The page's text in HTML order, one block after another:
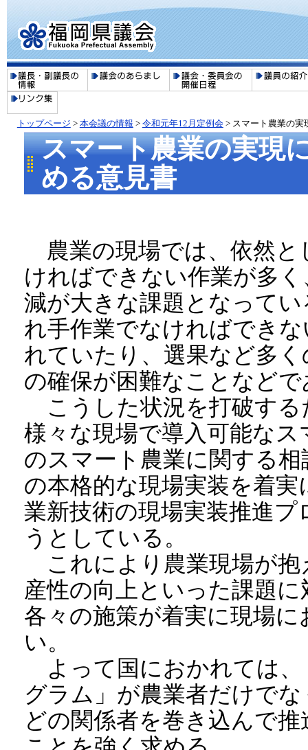
トップページ > 本会議の情報 > 令和元年12月定例会> スマート農業の実
スマート農業の実現
める意見書
農業の現場では、依然と
ければできない作業が多
減が大きな課題となって
れ手作業でなければでき
れていたり、選果など多
の確保が困難なことなどで
こうした状況を打破する
様々な現場で導入可能な
のスマート農業に関する
の本格的な現場実装を着
業新技術の現場実装推進
うとしている。
これにより農業現場が抱
産性の向上といった課題
各々の施策が着実に現場
い。
よって国におかれては、
グラム」が農業者だけで
どの関係者を巻き込んで